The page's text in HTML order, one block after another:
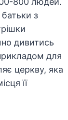
з
дивитись
прикладом для
церкву, яка
її